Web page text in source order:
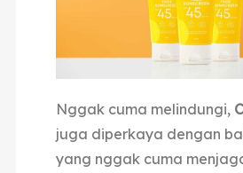
Nggak cuma melindungi,
juga diperkaya dengan
yang nggak cuma